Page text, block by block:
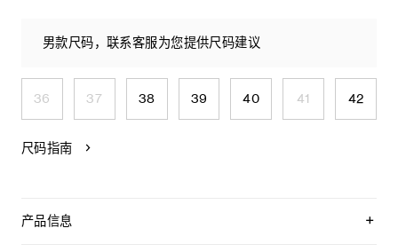
男款尺码，联系客服为您提供尺码建议
36 37 38 39 40 41 42
尺码指南
产品信息